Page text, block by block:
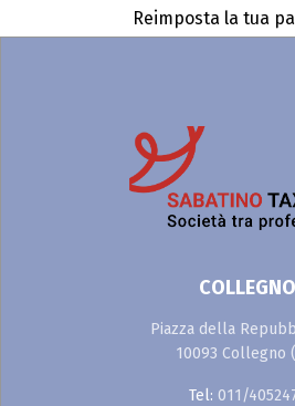
Reimposta la tua
COLLEGNO
Piazza della
10093 Collegno
Tel: 011/